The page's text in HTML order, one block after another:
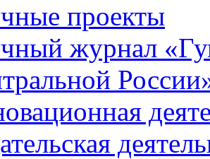
проекты
журнал «